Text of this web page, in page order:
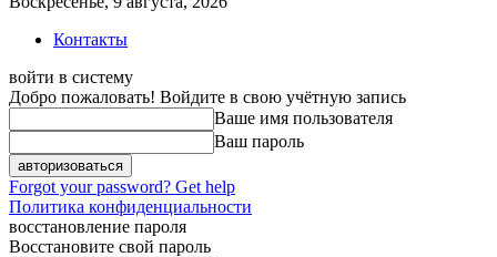
Контакты
войти в систему
Добро пожаловать! Войдите в свою учётную запись
Ваше имя пользователя
Ваш пароль
Forgot your password? Get help
Политика конфиденциальности
восстановление пароля
Восстановите свой пароль